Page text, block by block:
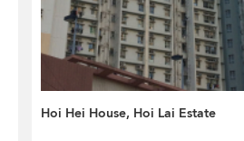
Hoi Hei House, Hoi Lai Estate